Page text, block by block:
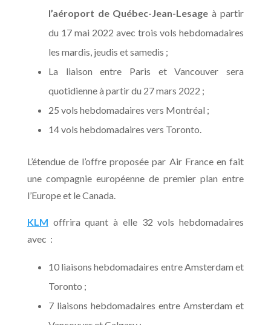
l’aéroport de Québec-Jean-Lesage à partir
du 17 mai 2022 avec trois vols hebdomadaires
les mardis, jeudis et samedis ;
La liaison entre Paris et Vancouver sera
quotidienne à partir du 27 mars 2022 ;
25 vols hebdomadaires vers Montréal ;
14 vols hebdomadaires vers Toronto.
L’étendue de l’offre proposée par Air France en fait
une compagnie européenne de premier plan entre
l’Europe et le Canada.
KLM offrira quant à elle 32 vols hebdomadaires
avec :
10 liaisons hebdomadaires entre Amsterdam et
Toronto ;
7 liaisons hebdomadaires entre Amsterdam et